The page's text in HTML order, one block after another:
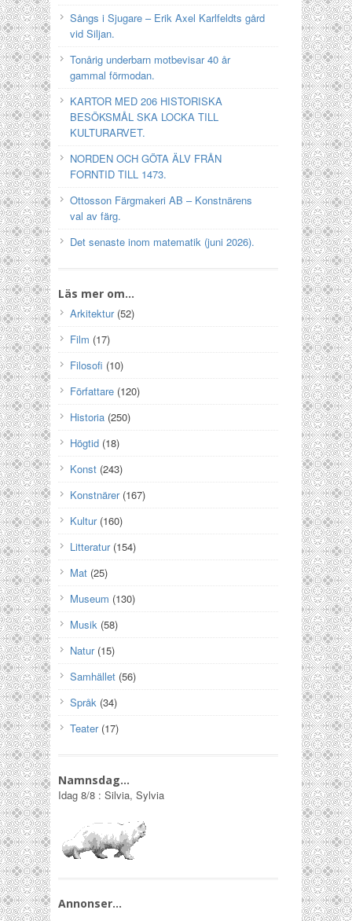
Sångs i Sjugare – Erik Axel Karlfeldts gård
vid Siljan.
Tonårig underbarn motbevisar 40 år
gammal förmodan.
KARTOR MED 206 HISTORISKA
BESÖKSMÅL SKA LOCKA TILL
KULTURARVET.
NORDEN OCH GÖTA ÄLV FRÅN
FORNTID TILL 1473.
Ottosson Färgmakeri AB – Konstnärens
val av färg.
Det senaste inom matematik (juni 2026).
Läs mer om…
Arkitektur(52)
Film (17)
Filosofi (10)
Författare (120)
Historia (250)
Högtid (18)
Konst (243)
Konstnärer(167)
Kultur(160)
Litteratur(154)
Mat (25)
Museum (130)
Musik (58)
Natur(15)
Samhället (56)
Språk (34)
Teater(17)
Namnsdag…
Idag 8/8 : Silvia, Sylvia
Annonser…